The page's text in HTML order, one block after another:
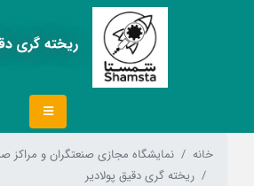
ریخته گری
خانه
نمایشگاه مجازی صنعتگران و مراکز
ریخته گری دقیق پولادیر